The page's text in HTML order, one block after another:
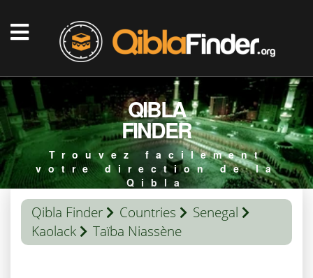
QIBLA
FINDER
Trouvez facilement
votre direction de la
Qibla
Qibla Finder Countries
Senegal
Kaolack
Taïba Niassène